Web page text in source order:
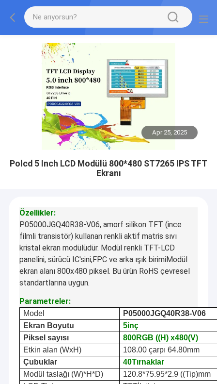
Apr 25, 2025
Polcd 5 Inch LCD Modülü 800*480 ST7265 IPS TFT
Ekranı
Özellikler:
P05000JGQ40R38-V06, amorf silikon TFT (ince
filmli transistör) kullanan renkli aktif matris sıvı
kristal ekran modülüdür. Modül renkli TFT-LCD
panelini, sürücü IC'sini,FPC ve arka ışık birimiModül
ekran alanı 800x480 piksel. Bu ürün RoHS çevresel
standartlarına uygun.
Parametreler:
Model
P05000JGQ40R38-V06
Ekran Boyutu
5inç
Piksel sayısı
800RGB ((H) x480(V)
Etkin alan (WxH)
108.00 çarpı 64.80mm
Çubuklar
40Tırnaklar
Modül taslağı (W)*H*D) 120.8*75.95*2.9 ((Tip)mm